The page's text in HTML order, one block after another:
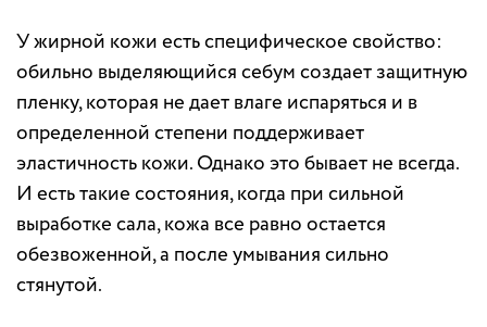
У жирной кожи есть специфическое свойство:
обильно выделяющийся себум создает защитную
пленку, которая не дает влаге испаряться и в
определенной степени поддерживает
эластичность кожи. Однако это бывает не всегда.
И есть такие состояния, когда при сильной
выработке сала, кожа все равно остается
обезвоженной, а после умывания сильно
стянутой.